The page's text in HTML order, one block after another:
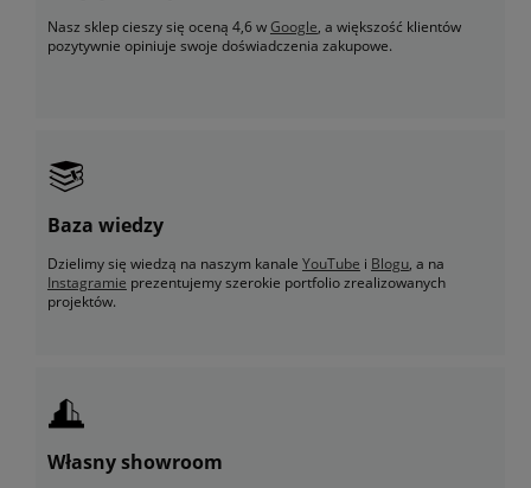
Nasz sklep cieszy się oceną 4,6 wGoogle, a większość klientów
pozytywnie opiniuje swoje doświadczenia zakupowe.
Baza wiedzy
Dzielimy się wiedzą na naszym kanale YouTube i Blogu, a na
Instagramie prezentujemy szerokie portfolio zrealizowanych
projektów.
Własny showroom